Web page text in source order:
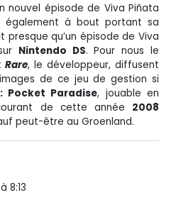
nouvel épisode de Viva Piñata
également à bout portant sa
presque qu’un épisode de Viva
Nintendo DS. Pour nous le
Rare, le développeur, diffusent
de ce jeu de gestion si
Pocket Paradise, jouable en
de cette année 2008
peut-être au Groenland.
8:13